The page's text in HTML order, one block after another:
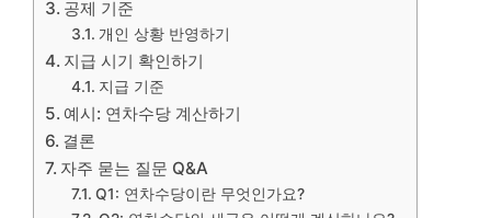
공제 기준
개인 상황 반영하기
지급 시기 확인하기
지급 기준
예시: 연차수당 계산하기
결론
자주 묻는 질문 Q&A
Q1: 연차수당이란 무엇인가요?